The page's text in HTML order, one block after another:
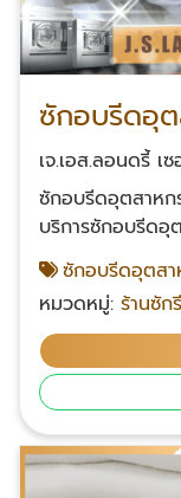
ซักอบรีดอุ
เจ.เอส.ลอนดรี้ เ
ซักอบรีดอุตสาหก
บริการซักอบรีดอุ
บริการรับซักผ้าจำ
รีดผ้าอุตสาหกรร
เครื่องซักอบรีดที่
เรามีประสบการ
ยาวนาน และเร
การให้บริการ ด้ว
ดูแลและการดำเนิ
อุตสาหกรรม ติดต่อเรา โทร : 083-049-6819
Facebook คลิก
ซักอบรีดอุตสา
หมวดหมู่:ร้านซัก